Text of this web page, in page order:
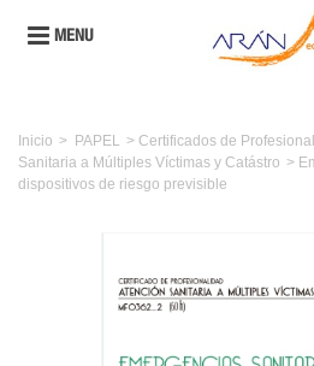
MENU
Inicio > PAPEL > Certificados de
Sanitaria a Múltiples Víctimas y Catástro >
dispositivos de riesgo previsible